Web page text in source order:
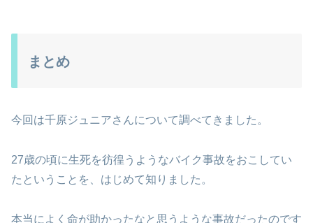
まとめ
今回は千原ジュニアさんについて調べてきました。
27歳の頃に生死を彷徨うようなバイク事故をおこしてい
たということを、はじめて知りました。
本当によく命が助かったなと思うような事故だったのです